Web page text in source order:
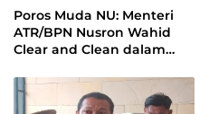
Poros Muda NU: Menteri
ATR/BPN Nusron Wahid
Clear and Clean dalam
Kuansing